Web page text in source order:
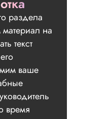
раздела
на
текст
ваше
время